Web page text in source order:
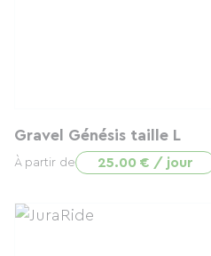
Gravel Génésis taille L
À partir de 25.00 € / jour